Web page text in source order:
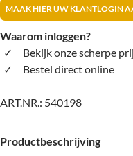
MAAK HIER UW KLANTLOGIN
Waarom inloggen?
Bekijk onze scherpe
Bestel direct online
ART.NR.: 540198
Productbeschrijving